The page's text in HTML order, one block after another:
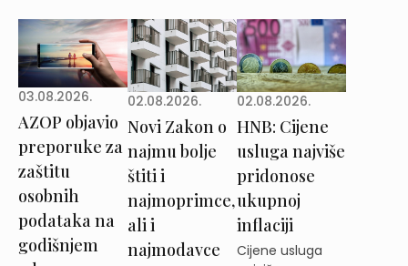
03.08.2026.
AZOP objavio
preporuke za
zaštitu
osobnih
podataka na
godišnjem
02.08.2026.
Novi Zakon o
najmu bolje
štiti i
najmoprimce,
ali i
najmodavce
02.08.2026.
HNB: Cijene
usluga najviše
pridonose
ukupnoj
inflaciji
Cijene usluga